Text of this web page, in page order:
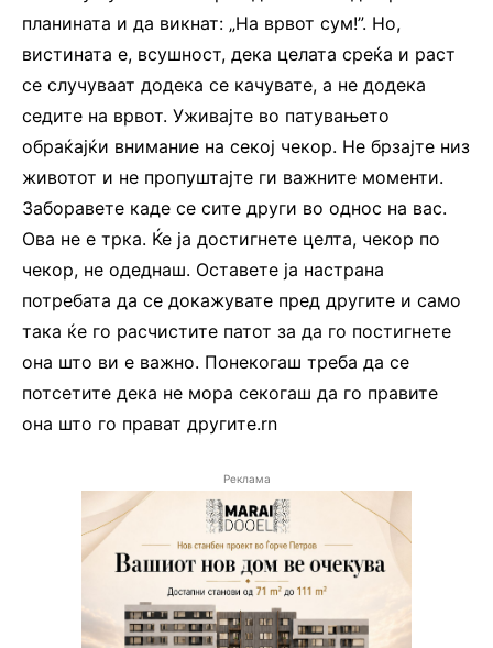
планината и да викнат: „На врвот сум!”. Но,
вистината е, всушност, дека целата среќа и раст
се случуваат додека се качувате, а не додека
седите на врвот. Уживајте во патувањето
обраќајќи внимание на секој чекор. Не брзајте низ
животот и не пропуштајте ги важните моменти.
Заборавете каде се сите други во однос на вас.
Ова не е трка. Ќе ја достигнете целта, чекор по
чекор, не одеднаш. Оставете ја настрана
потребата да се докажувате пред другите и само
така ќе го расчистите патот за да го постигнете
она што ви е важно. Понекогаш треба да се
потсетите дека не мора секогаш да го правите
она што го прават другите.rn
Реклама